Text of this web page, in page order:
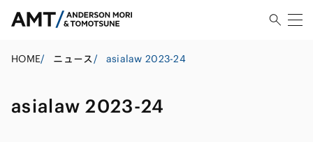
HOME/ ニュース/ asialaw 2023-24
asialaw 2023-24